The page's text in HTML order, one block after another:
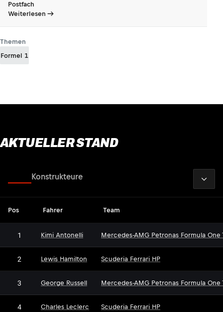
Postfach
Weiterlesen
Themen
Formel 1
AKTUELLER STAND
Konstrukteure
Pos Fahrer Team
1 Kimi Antonelli Mercedes-AMG Petronas Formula One
2 Lewis Hamilton Scuderia Ferrari HP
3 George Russell Mercedes-AMG Petronas Formula One
4 Charles Leclerc Scuderia Ferrari HP